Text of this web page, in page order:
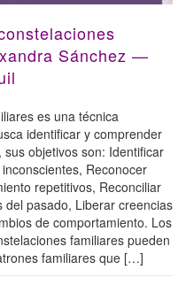
Sánchez —
es una técnica
identificar y comprender
objetivos son: Identificar
Reconocer
repetitivos, Reconciliar
del pasado, Liberar creencias
de comportamiento. Los
familiares pueden
familiares que […]